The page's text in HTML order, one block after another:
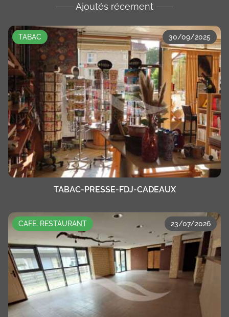
Ajoutés récement
TABAC 30/09/2025
TABAC-PRESSE-FDJ-CADEAUX
CAFE, RESTAURANT 23/07/2026